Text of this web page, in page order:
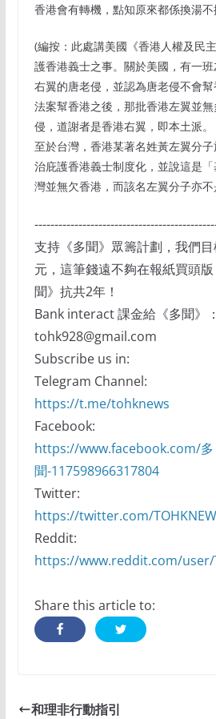
香港會有轉機，點知原來都係換湯
(編按：此處講美國《香港人權及民
護香港義士之事。關於美國，有一
右翼的唐老侵，並認為唐老侵不會
法案幫香港之後，那批香港左翼並
侵，道謝者是香港右翼，即本土派。
至於台灣，香港某著名姓黃左翼分
治庇護香港義士制度化，並說這是
灣並無欠香港，而該名左翼分子亦不
支持《多聞》眾籌計劃，我們
元，這筆錢遠不夠在報紙買頭
聞》抗共2年！
Bank interact 課金給《多聞》：
tohk928@gmail.com
Subscribe us in:
Telegram Channel:
https://t.me/tohknews
Facebook:
https://www.facebook.com/多
聞-117598966317804
Twitter:
https://twitter.com/
Reddit:
https://www.reddit.com/user/
Share this article to:
和理非行動指引